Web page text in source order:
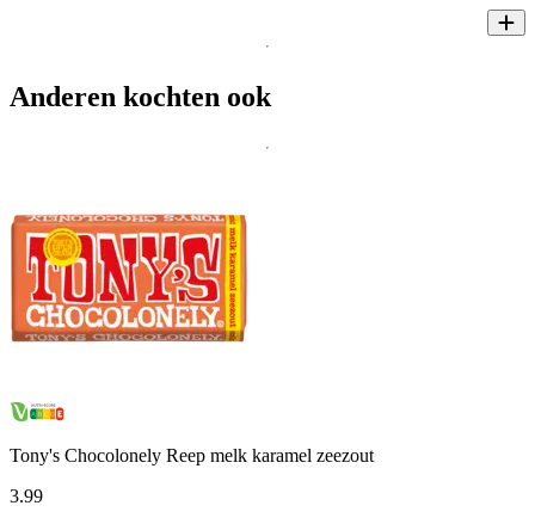
Anderen kochten ook
Tony's Chocolonely Reep melk karamel zeezout
3.99